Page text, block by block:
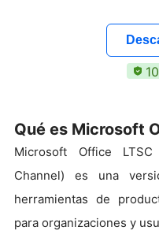
Qué es Microsoft
Microsoft Office
Channel) es una
herramientas de
para organizaciones y